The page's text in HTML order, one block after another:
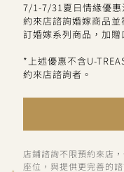
7/1-7/31夏日情緣優惠
約來店諮詢婚嫁商品
訂婚嫁系列商品，加
*上述優惠不含U-
約來店諮詢者。
店鋪諮詢不限預約來店
座位，與提供更完善的